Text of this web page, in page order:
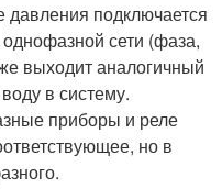
давления подключается
сети (фаза,
выходит аналогичный
в систему.
приборы и реле
но в